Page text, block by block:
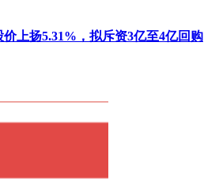
上扬5.31%，拟斥资3亿至4亿回购